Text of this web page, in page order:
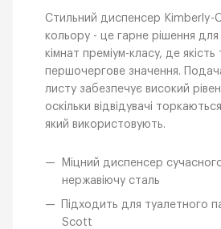
Стильний диспенсер Kimberly-
кольору - це гарне рішення для
кімнат преміум-класу, де
першочергове значення.
листу забезпечує високий
оскільки відвідувачі
який використовують.
Міцний диспенсер
нержавіючу сталь
Підходить для туалетного
Scott